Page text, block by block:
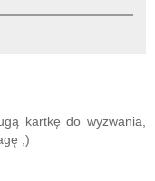
kartkę do wyzwania,
;)